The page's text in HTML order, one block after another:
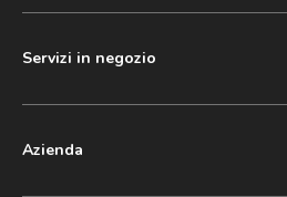
Servizi in negozio
Azienda